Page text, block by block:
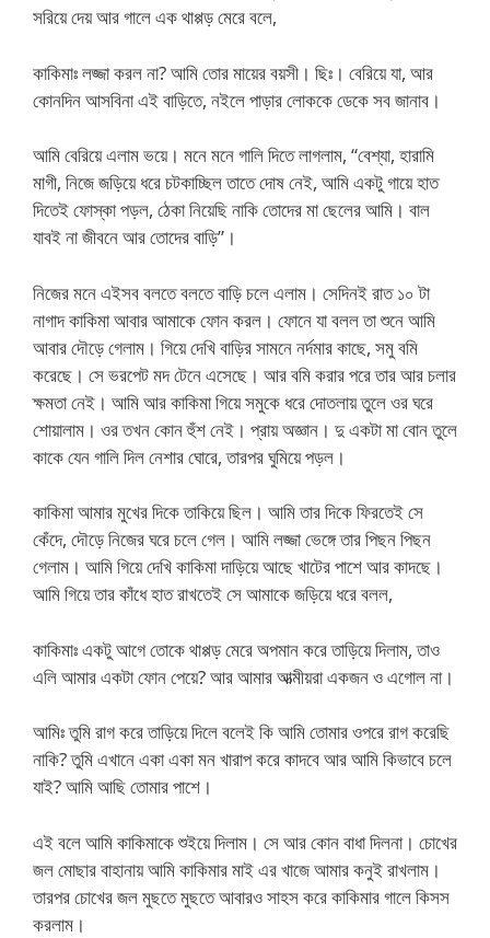
সরিয়ে দেয় আর গালে এক থাপ্পড় মেরে বলে,
কাকিমাঃ লজ্জা করল না? আমি তোর মায়ের বয়সী। ছিঃ। বেরিয়ে যা, আর
কোনদিন আসবিনা এই বাড়িতে, নইলে পাড়ার লোককে ডেকে সব জানাব।
আমি বেরিয়ে এলাম ভয়ে। মনে মনে গালি দিতে লাগলাম, “বেশ্যা, হারামি
মাগী, নিজে জড়িয়ে ধরে চটকাচ্ছিল তাতে দোষ নেই, আমি একটু গায়ে হাত
দিতেই ফোস্কা পড়ল, ঠেকা নিয়েছি নাকি তোদের মা ছেলের আমি। বাল
যাবই না জীবনে আর তোদের বাড়ি”।
নিজের মনে এইসব বলতে বলতে বাড়ি চলে এলাম। সেদিনই রাত ১০ টা
নাগাদ কাকিমা আবার আমাকে ফোন করল। ফোনে যা বলল তা শুনে আমি
আবার দৌড়ে গেলাম। গিয়ে দেখি বাড়ির সামনে নর্দমার কাছে, সমু বমি
করেছে। সে ভরপেট মদ টেনে এসেছে। আর বমি করার পরে তার আর চলার
ক্ষমতা নেই। আমি আর কাকিমা গিয়ে সমুকে ধরে দোতলায় তুলে ওর ঘরে
শোয়ালাম। ওর তখন কোন হুঁশ নেই। প্রায় অজ্ঞান। দু একটা মা বোন তুলে
কাকে যেন গালি দিল নেশার ঘোরে, তারপর ঘুমিয়ে পড়ল।
কাকিমা আমার মুখের দিকে তাকিয়ে ছিল। আমি তার দিকে ফিরতেই সে
কেঁদে, দৌড়ে নিজের ঘরে চলে গেল। আমি লজ্জা ভেঙ্গে তার পিছন পিছন
গেলাম। আমি গিয়ে দেখি কাকিমা দাড়িয়ে আছে খাটের পাশে আর কাদছে।
আমি গিয়ে তার কাঁধে হাত রাখতেই সে আমাকে জড়িয়ে ধরে বলল,
কাকিমাঃ একটু আগে তোকে থাপ্পড় মেরে অপমান করে তাড়িয়ে দিলাম, তাও
এলি আমার একটা ফোন পেয়ে? আর আমার আত্মীয়রা একজন ও এগোল না।
আমিঃ তুমি রাগ করে তাড়িয়ে দিলে বলেই কি আমি তোমার ওপরে রাগ করেছি
নাকি? তুমি এখানে একা একা মন খারাপ করে কাদবে আর আমি কিভাবে চলে
যাই? আমি আছি তোমার পাশে।
এই বলে আমি কাকিমাকে শুইয়ে দিলাম। সে আর কোন বাধা দিলনা। চোখের
জল মোছার বাহানায় আমি কাকিমার মাই এর খাজে আমার কনুই রাখলাম।
তারপর চোখের জল মুছতে মুছতে আবারও সাহস করে কাকিমার গালে কিসস
করলাম।